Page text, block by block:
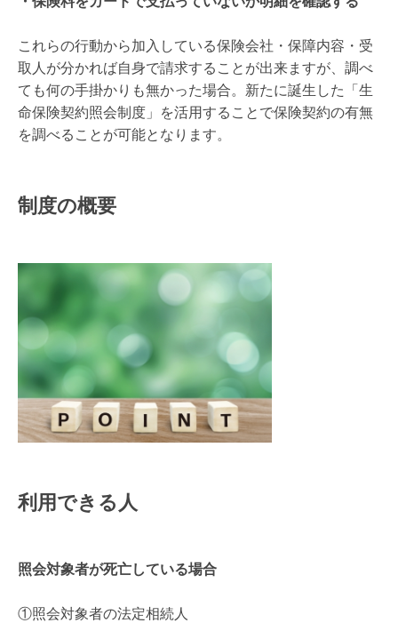
これらの行動から加入している保険会社・保障内容・受
取人が分かれば自身で請求することが出来ますが、調べ
ても何の手掛かりも無かった場合。新たに誕生した「生
命保険契約照会制度」を活用することで保険契約の有無
を調べることが可能となります。
制度の概要
利用できる人
照会対象者が死亡している場合
①照会対象者の法定相続人